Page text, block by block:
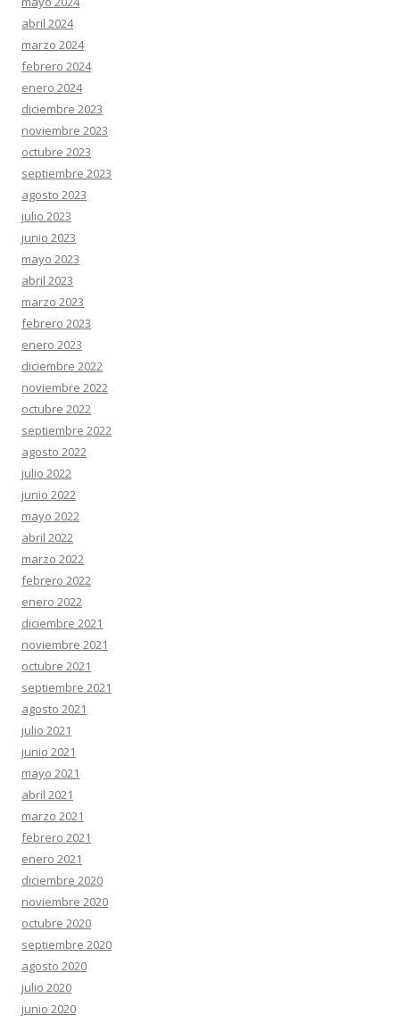
abril 2024
marzo 2024
febrero 2024
enero 2024
diciembre 2023
noviembre 2023
octubre 2023
septiembre 2023
agosto 2023
julio 2023
junio 2023
mayo 2023
abril 2023
marzo 2023
febrero 2023
enero 2023
diciembre 2022
noviembre 2022
octubre 2022
septiembre 2022
agosto 2022
julio 2022
junio 2022
mayo 2022
abril 2022
marzo 2022
febrero 2022
enero 2022
diciembre 2021
noviembre 2021
octubre 2021
septiembre 2021
agosto 2021
julio 2021
junio 2021
mayo 2021
abril 2021
marzo 2021
febrero 2021
enero 2021
diciembre 2020
noviembre 2020
octubre 2020
septiembre 2020
agosto 2020
julio 2020
junio 2020